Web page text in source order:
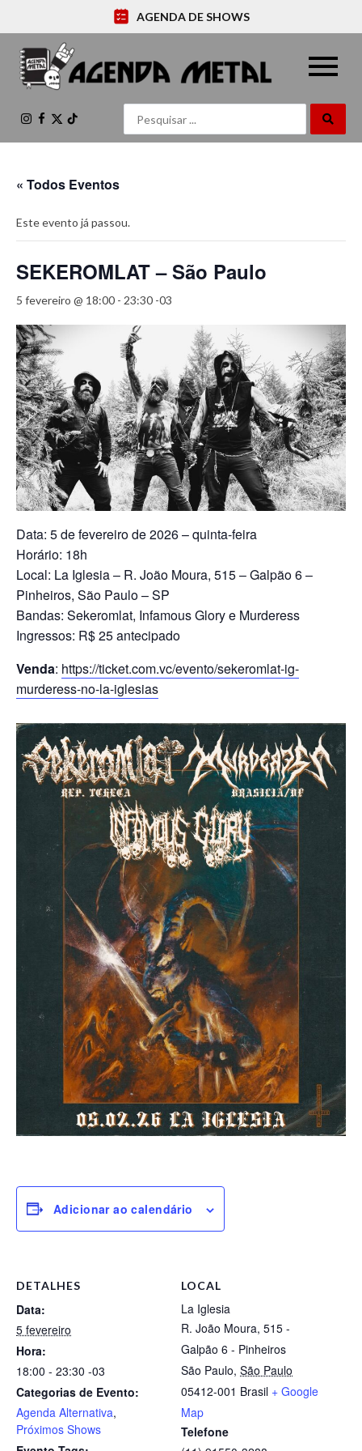
AGENDA DE SHOWS
Instagram
Facebook
X
(Twitter)
TikTok
« Todos Eventos
Este evento já passou.
SEKEROMLAT – São Paulo
5 fevereiro @ 18:00 - 23:30 -03
Data: 5 de fevereiro de 2026 – quinta-feira
Horário: 18h
Local: La Iglesia – R. João Moura, 515 – Galpão 6 –
Pinheiros, São Paulo – SP
Bandas: Sekeromlat, Infamous Glory e Murderess
Ingressos: R$ 25 antecipado
Venda: https://ticket.com.vc/evento/sekeromlat-ig-
murderess-no-la-iglesias
Adicionar ao calendário
DETALHES
Data:
5 fevereiro
Hora:
18:00 - 23:30 -03
Categorias de Evento:
Agenda Alternativa,
Próximos Shows
LOCAL
La Iglesia
R. João Moura, 515 -
Galpão 6 - Pinheiros
São Paulo, São Paulo
05412-001 Brasil + Google
Map
Telefone